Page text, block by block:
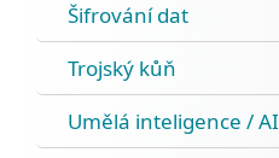
Šifrování dat
Trojský kůň
Umělá inteligence / AI